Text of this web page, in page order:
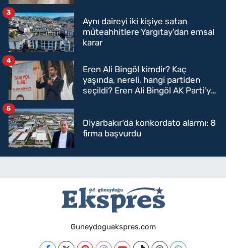
Aynı daireyi iki kişiye satan
müteahhitlere Yargıtay'dan emsal
karar
3
Eren Ali Bingöl kimdir? Kaç
yaşında, nereli, hangi partiden
seçildi? Eren Ali Bingöl AK Parti'ye
4
Diyarbakır'da konkordato alarmı: 8
firma başvurdu
5
Guneydoguekspres.com